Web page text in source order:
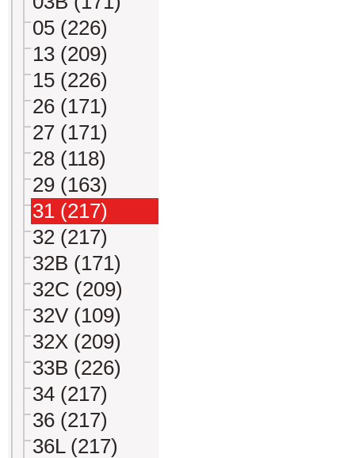
05 (226)
13 (209)
15 (226)
26 (171)
27 (171)
28 (118)
29 (163)
31 (217)
32 (217)
32B (171)
32C (209)
32V (109)
32X (209)
33B (226)
34 (217)
36 (217)
36L (217)